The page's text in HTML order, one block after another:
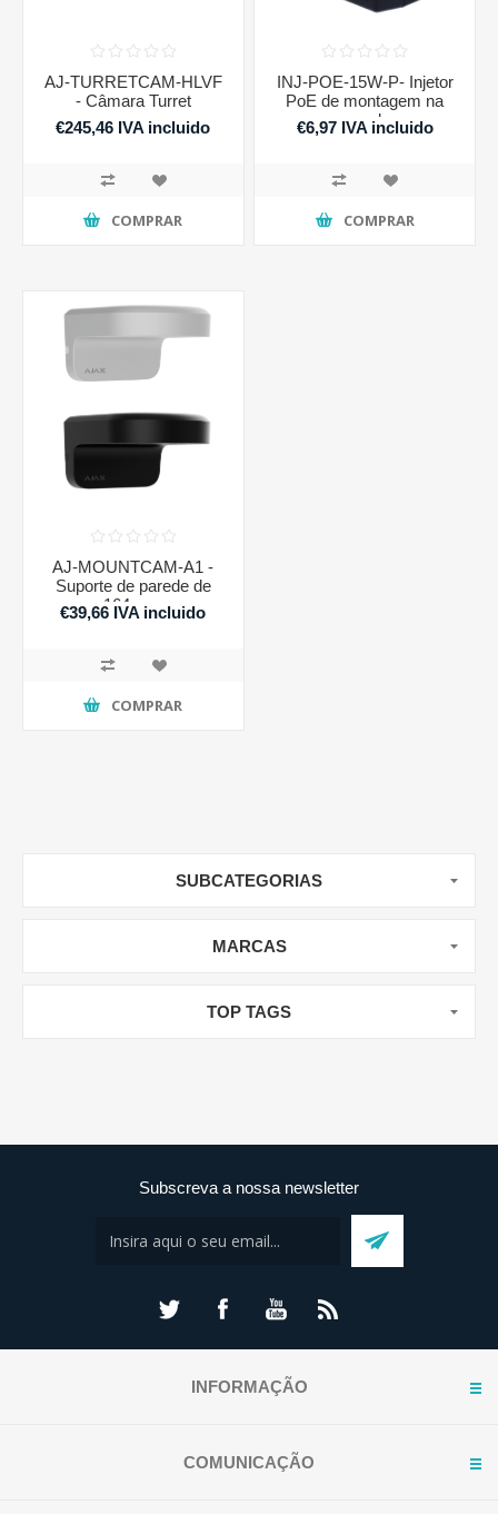
AJ-TURRETCAM-HLVF
- Câmara Turret
€245,46 IVA incluido
COMPRAR
INJ-POE-15W-P- Injetor
PoE de montagem na
parede
€6,97 IVA incluido
COMPRAR
AJ-MOUNTCAM-A1 -
Suporte de parede de
164 mm
€39,66 IVA incluido
COMPRAR
SUBCATEGORIAS
MARCAS
TOP TAGS
Subscreva a nossa newsletter
INFORMAÇÃO
COMUNICAÇÃO